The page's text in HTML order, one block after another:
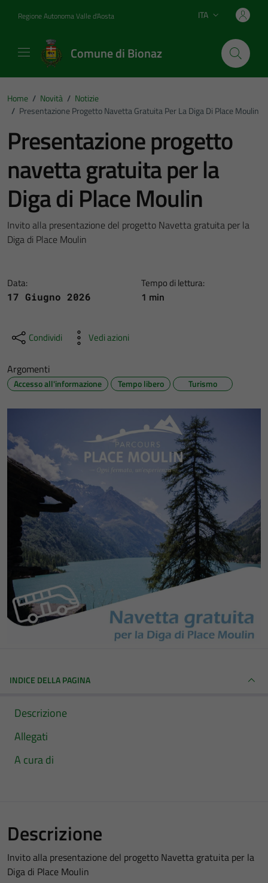
Regione Autonoma Valle d'Aosta Lingua attiva:
ITA
Comune di Bionaz
Home / Novità / Notizie
/ Presentazione Progetto Navetta Gratuita Per La Diga Di Place Moulin
Presentazione progetto
navetta gratuita per la
Diga di Place Moulin
Invito alla presentazione del progetto Navetta gratuita per la
Diga di Place Moulin
Data:
17 Giugno 2026
Tempo di lettura:
1 min
Condividi Vedi azioni
Argomenti
Accesso all'informazione Tempo libero Turismo
INDICE DELLA PAGINA
Descrizione
Allegati
A cura di
Descrizione
Invito alla presentazione del progetto Navetta gratuita per la
Diga di Place Moulin